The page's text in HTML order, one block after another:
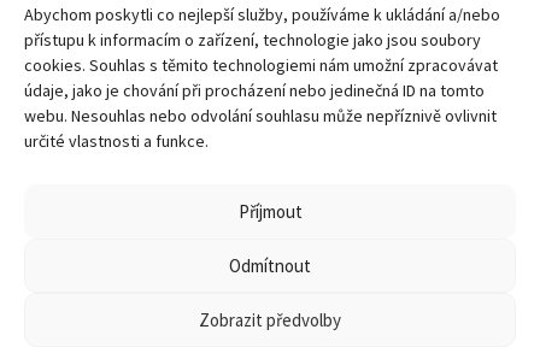
Abychom poskytli co nejlepší služby, používáme k ukládání a/nebo
přístupu k informacím o zařízení, technologie jako jsou soubory
cookies. Souhlas s těmito technologiemi nám umožní zpracovávat
údaje, jako je chování při procházení nebo jedinečná ID na tomto
webu. Nesouhlas nebo odvolání souhlasu může nepříznivě ovlivnit
určité vlastnosti a funkce.
Příjmout
Odmítnout
Zobrazit předvolby
O nás
Kariéra
Kontakty